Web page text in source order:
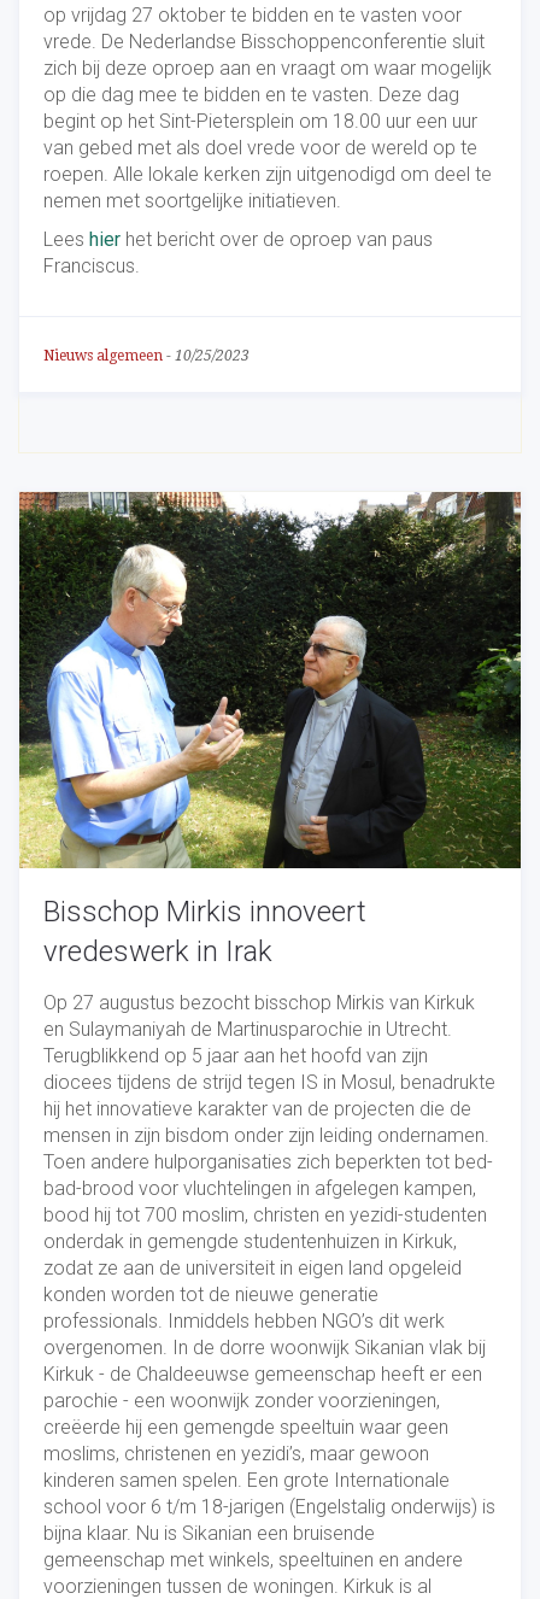
op vrijdag 27 oktober te bidden en te vasten voor
vrede. De Nederlandse Bisschoppenconferentie sluit
zich bij deze oproep aan en vraagt om waar mogelijk
op die dag mee te bidden en te vasten. Deze dag
begint op het Sint-Pietersplein om 18.00 uur een uur
van gebed met als doel vrede voor de wereld op te
roepen. Alle lokale kerken zijn uitgenodigd om deel te
nemen met soortgelijke initiatieven.
Lees hier het bericht over de oproep van paus
Franciscus.
Nieuws algemeen - 10/25/2023
Bisschop Mirkis innoveert
vredeswerk in Irak
Op 27 augustus bezocht bisschop Mirkis van Kirkuk
en Sulaymaniyah de Martinusparochie in Utrecht.
Terugblikkend op 5 jaar aan het hoofd van zijn
diocees tijdens de strijd tegen IS in Mosul, benadrukte
hij het innovatieve karakter van de projecten die de
mensen in zijn bisdom onder zijn leiding ondernamen.
Toen andere hulporganisaties zich beperkten tot bed-
bad-brood voor vluchtelingen in afgelegen kampen,
bood hij tot 700 moslim, christen en yezidi-studenten
onderdak in gemengde studentenhuizen in Kirkuk,
zodat ze aan de universiteit in eigen land opgeleid
konden worden tot de nieuwe generatie
professionals. Inmiddels hebben NGO’s dit werk
overgenomen. In de dorre woonwijk Sikanian vlak bij
Kirkuk - de Chaldeeuwse gemeenschap heeft er een
parochie - een woonwijk zonder voorzieningen,
creëerde hij een gemengde speeltuin waar geen
moslims, christenen en yezidi’s, maar gewoon
kinderen samen spelen. Een grote Internationale
school voor 6 t/m 18-jarigen (Engelstalig onderwijs) is
bijna klaar. Nu is Sikanian een bruisende
gemeenschap met winkels, speeltuinen en andere
voorzieningen tussen de woningen. Kirkuk is al